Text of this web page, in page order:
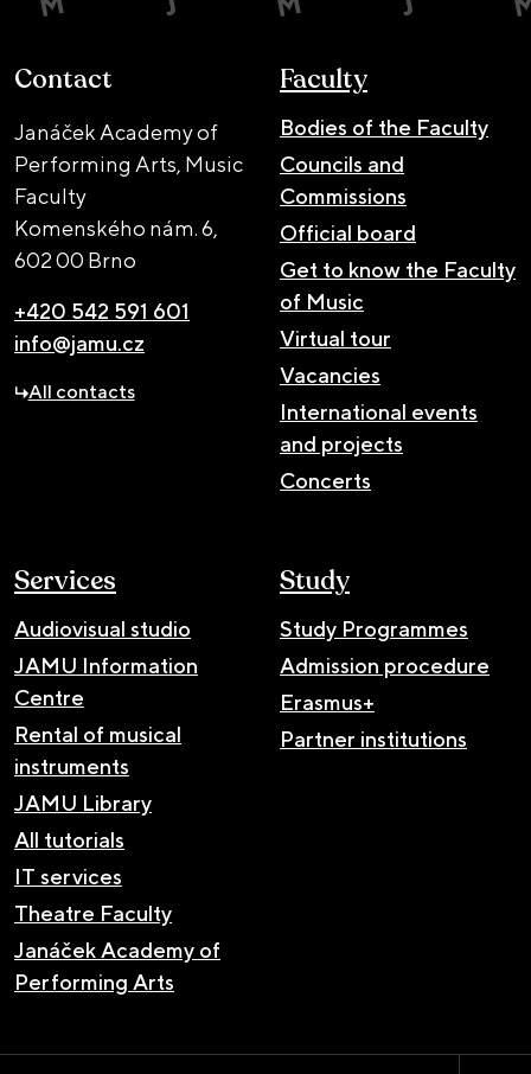
Contact
Janáček Academy of
Performing Arts, Music
Faculty
Komenského nám. 6,
602 00 Brno
+420 542 591 601
info@jamu.cz
All contacts
Faculty
Bodies of the Faculty
Councils and
Commissions
Official board
Get to know the Faculty
of Music
Virtual tour
Vacancies
International events
and projects
Concerts
Services
Audiovisual studio
JAMU Information
Centre
Rental of musical
instruments
JAMU Library
All tutorials
IT services
Theatre Faculty
Janáček Academy of
Performing Arts
Study
Study Programmes
Admission procedure
Erasmus+
Partner institutions